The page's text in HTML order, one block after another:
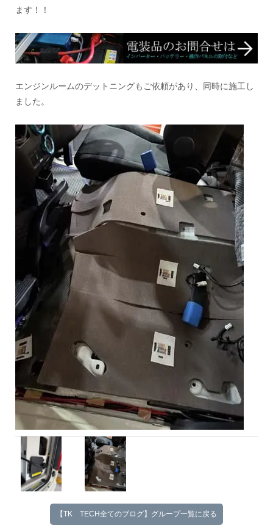
ます！！
エンジンルームのデットニングもご依頼があり、同時に施工し
ました。
【TK TECH全てのブログ】グループ一覧に戻る